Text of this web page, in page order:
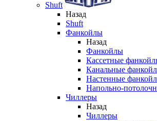
Shuft
Назад
Shuft
Фанкойлы
Назад
Фанкойлы
Кассетные
Канальные
Настенные
Напольно-
Чиллеры
Назад
Чиллеры